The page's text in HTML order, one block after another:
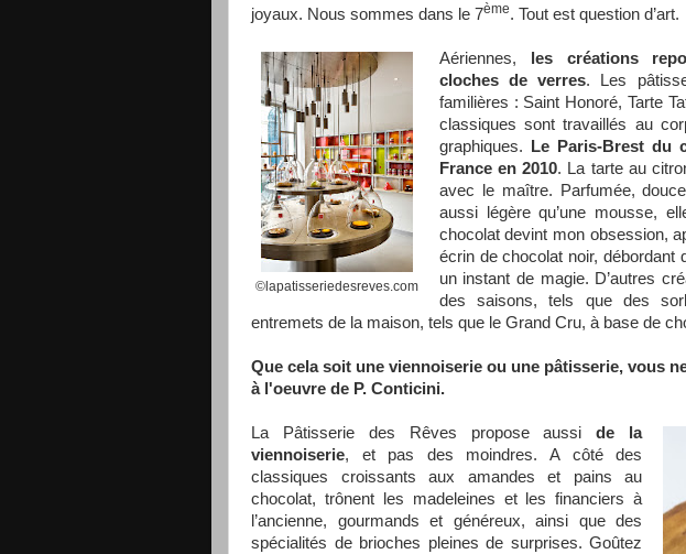
joyaux. Nous sommes dans le 7ème. Tout est question d’art.
©lapatisseriedesreves.com
Aériennes,
les créations
cloches de verres. Les
familières : Saint Honoré, Tarte
classiques sont travaillés au
graphiques.
Le Paris-Brest du
France en 2010. La tarte au
avec le maître. Parfumée,
aussi légère qu’une mousse,
chocolat devint mon obsession,
écrin de chocolat noir, débordant
un instant de magie. D’autres
des saisons, tels que des
entremets de la maison, tels que le Grand Cru, à base de
Que cela soit une viennoiserie ou une pâtisserie, vous
à l'oeuvre de P. Conticini.
La Pâtisseriedes Rêves propose ausside la
viennoiserie, et pas des moindres. A côté des
classiques croissants aux amandes et pains au
chocolat, trônent les madeleines et les financiers à
l’ancienne, gourmands et généreux, ainsi que des
spécialités de brioches pleines de surprises. Goûtez